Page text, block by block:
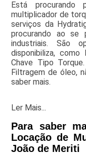
Está procurando
multiplicador de
serviços da
procurando ao se
industriais. São
disponibiliza,
Chave Tipo
Filtragem de óleo,
saber mais.
Ler Mais...
Para saber
Locação de
João de Meriti